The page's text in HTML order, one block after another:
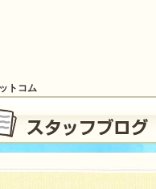
トコム